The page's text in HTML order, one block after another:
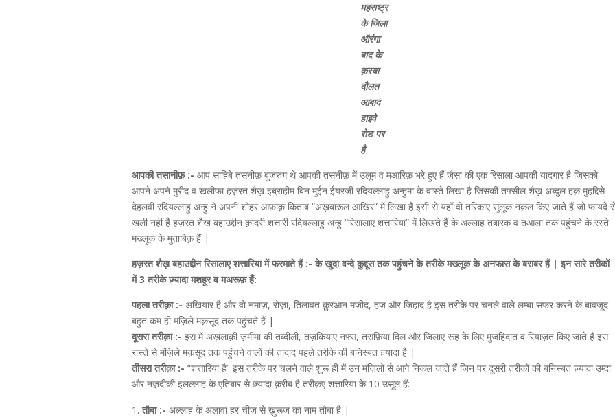
महराष्ट्र
के जिला
औरंगा
बाद के
क़स्बा
दौलत
आबाद
हाइवे
रोड पर
है
आपकी तसानीफ़ :- आप साहिबे तसनीफ़ बुजरुग थे आपकी तसनीफ़ में उलूम व मआरिफ़ भरे हुए हैं जैसा की एक रिसाला आपकी यादगार है जिसको
आपने अपने मुरीद व खलीफा हज़रत शैख़ इब्राहीम बिन मुईन ईयरजी रदियल्लाहु अन्हुमा के वास्ते लिखा है जिसकी तफ्सील शैख़ अब्दुल हक़ मुहद्दिसे
देहलवी रदियल्लाहु अन्हु ने अपनी शोहर आफ़ाक़ किताब “अख़बारूल आखिर” में लिखा है इसी से यहाँ वो तरिकाए सुलूक नक़ल किए जाते हैं जो फायदे
खली नहीं है हज़रत शैख़ बहाउद्दीन क़ादरी शत्तारी रदियल्लाहु अन्हु “रिसालाए शत्तारिया” में लिखते हैं के अल्लाह तबारक व तआला तक पहुंचने के रस्ते
मख्लूक़ के मुताबिक़ हैं |
हज़रत शैख़ बहाउद्दीन रिसालाए शत्तारिया में फरमाते हैं :- के खुदा वन्दे कुद्दूस तक पहुंचने के तरीके मख्लूक़ के अनफास के बराबर हैं | इन सारे तरीकों
में 3 तरीके ज़्यादा मशहूर व मअरूफ़ हैं:
पहला तरीक़ा :- अखियार है और वो नमाज़, रोज़ा, तिलावत क़ुरआन मजीद, हज और जिहाद है इस तरीके पर चनले वाले लम्बा सफर करने के बावजूद
बहुत कम ही मंज़िले मक़सूद तक पहुंचते हैं |
दूसरा तरीक़ा :- इस में अख़लाक़ी ज़मीमा की तब्दीली, तज़कियाए नफ़्स, तसफ़िया दिल और जिलाए रूह के लिए मुजहिदात व रियाज़त किए जाते हैं इस
रास्ते से मंज़िले मक़सूद तक पहुंचने वालों की तादाद पहले तरीके की बनिस्बत ज़्यादा है |
तीसरा तरीक़ा :- “शत्तारिया है” इस तरीके पर चलने वाले शुरू ही में उन मंज़िलों से आगे निकल जाते हैं जिन पर दूसरी तरीकों की बनिस्बत ज़्यादा उम्दा
और नज़दीकी इलल्लाह के एतिबार से ज़्यादा क़रीब है तरीक़ए शत्तारिया के 10 उसूल हैं:
तौबा :- अल्लाह के अलावा हर चीज़ से ख़ुरूज का नाम तौबा है |